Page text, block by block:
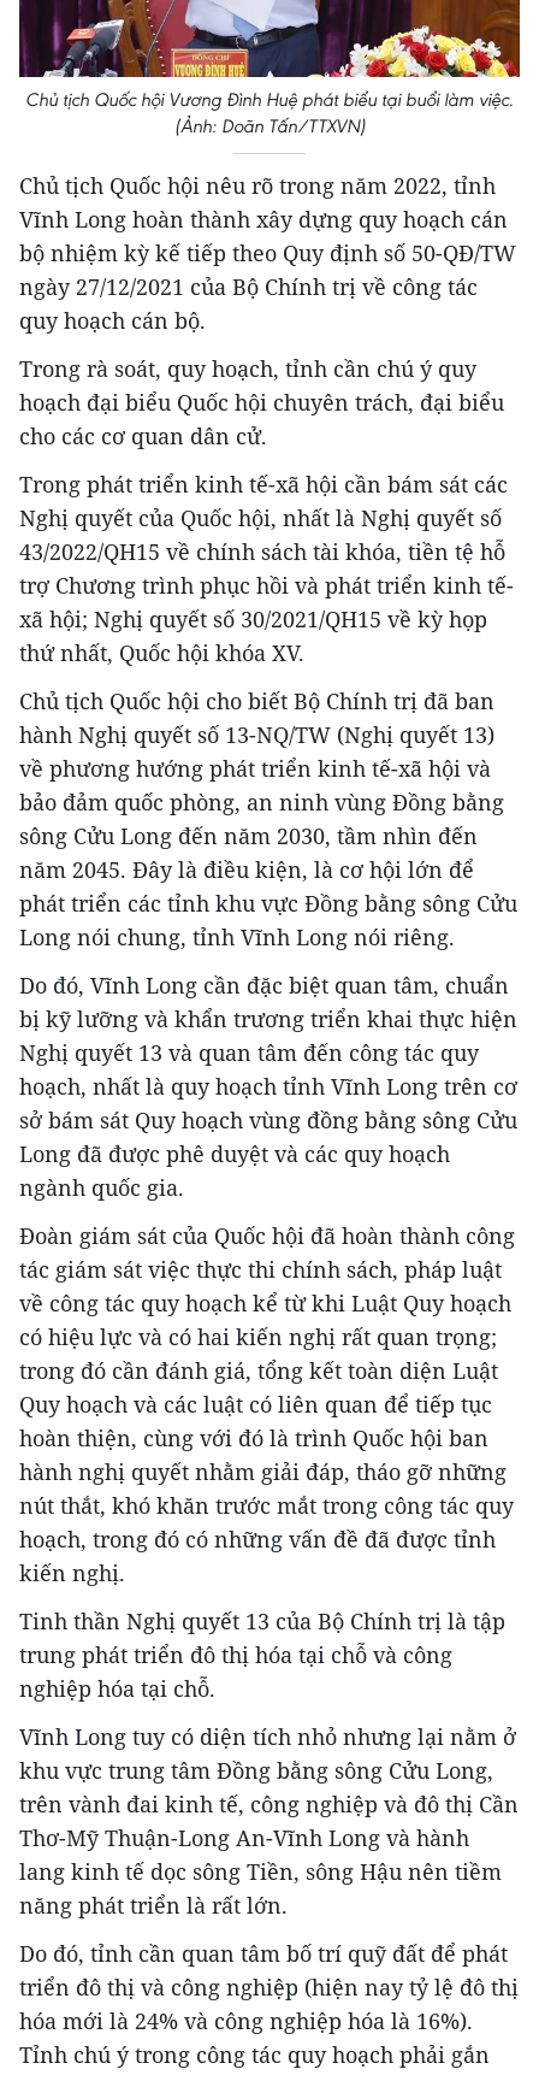
Chủ tịch Quốc hội Vương Đình Huệ phát biểu tại buổi làm việc.
(Ảnh: Doãn Tấn/TTXVN)
Chủ tịch Quốc hội nêu rõ trong năm 2022, tỉnh
Vĩnh Long hoàn thành xây dựng quy hoạch cán
bộ nhiệm kỳ kế tiếp theo Quy định số 50-QĐ/TW
ngày 27/12/2021 của Bộ Chính trị về công tác
quy hoạch cán bộ.
Trong rà soát, quy hoạch, tỉnh cần chú ý quy
hoạch đại biểu Quốc hội chuyên trách, đại biểu
cho các cơ quan dân cử.
Trong phát triển kinh tế-xã hội cần bám sát các
Nghị quyết của Quốc hội, nhất là Nghị quyết số
43/2022/QH15 về chính sách tài khóa, tiền tệ hỗ
trợ Chương trình phục hồi và phát triển kinh tế-
xã hội; Nghị quyết số 30/2021/QH15 về kỳ họp
thứ nhất, Quốc hội khóa XV.
Chủ tịch Quốc hội cho biết Bộ Chính trị đã ban
hành Nghị quyết số 13-NQ/TW (Nghị quyết 13)
về phương hướng phát triển kinh tế-xã hội và
bảo đảm quốc phòng, an ninh vùng Đồng bằng
sông Cửu Long đến năm 2030, tầm nhìn đến
năm 2045. Đây là điều kiện, là cơ hội lớn để
phát triển các tỉnh khu vực Đồng bằng sông Cửu
Long nói chung, tỉnh Vĩnh Long nói riêng.
Do đó, Vĩnh Long cần đặc biệt quan tâm, chuẩn
bị kỹ lưỡng và khẩn trương triển khai thực hiện
Nghị quyết 13 và quan tâm đến công tác quy
hoạch, nhất là quy hoạch tỉnh Vĩnh Long trên cơ
sở bám sát Quy hoạch vùng đồng bằng sông Cửu
Long đã được phê duyệt và các quy hoạch
ngành quốc gia.
Đoàn giám sát của Quốc hội đã hoàn thành công
tác giám sát việc thực thi chính sách, pháp luật
về công tác quy hoạch kể từ khi Luật Quy hoạch
có hiệu lực và có hai kiến nghị rất quan trọng;
trong đó cần đánh giá, tổng kết toàn diện Luật
Quy hoạch và các luật có liên quan để tiếp tục
hoàn thiện, cùng với đó là trình Quốc hội ban
hành nghị quyết nhằm giải đáp, tháo gỡ những
nút thắt, khó khăn trước mắt trong công tác quy
hoạch, trong đó có những vấn đề đã được tỉnh
kiến nghị.
Tinh thần Nghị quyết 13 của Bộ Chính trị là tập
trung phát triển đô thị hóa tại chỗ và công
nghiệp hóa tại chỗ.
Vĩnh Long tuy có diện tích nhỏ nhưng lại nằm ở
khu vực trung tâm Đồng bằng sông Cửu Long,
trên vành đai kinh tế, công nghiệp và đô thị Cần
Thơ-Mỹ Thuận-Long An-Vĩnh Long và hành
lang kinh tế dọc sông Tiền, sông Hậu nên tiềm
năng phát triển là rất lớn.
Do đó, tỉnh cần quan tâm bố trí quỹ đất để phát
triển đô thị và công nghiệp (hiện nay tỷ lệ đô thị
hóa mới là 24% và công nghiệp hóa là 16%).
Tỉnh chú ý trong công tác quy hoạch phải gắn